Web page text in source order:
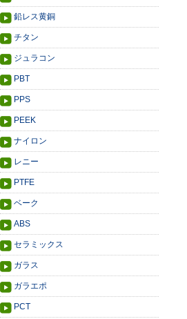
鉛レス黄銅
チタン
ジュラコン
PBT
PPS
PEEK
ナイロン
レニー
PTFE
ベーク
ABS
セラミックス
ガラス
ガラエポ
PCT